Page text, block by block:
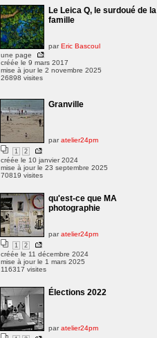
Le Leica Q, le surdoué de la
famille
parEric Bascoul
une page
créée le 9 mars 2017
mise à jour le 2 novembre 2025
26898 visites
Granville
paratelier24pm
1 2
créée le 10 janvier 2024
mise à jour le 23 septembre 2025
70819 visites
qu'est-ce que MA
photographie
paratelier24pm
1 2
créée le 11 décembre 2024
mise à jour le 1 mars 2025
116317 visites
Élections 2022
paratelier24pm